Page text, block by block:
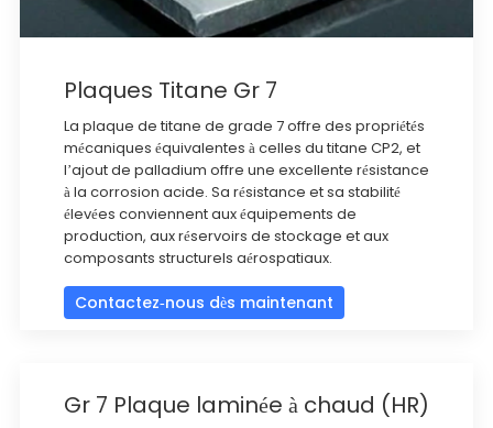
Plaques Titane Gr 7
La plaque de titane de grade 7 offre des propriétés
mécaniques équivalentes à celles du titane CP2, et
l’ajout de palladium offre une excellente résistance
à la corrosion acide. Sa résistance et sa stabilité
élevées conviennent aux équipements de
production, aux réservoirs de stockage et aux
composants structurels aérospatiaux.
Contactez-nous dès maintenant
Gr 7 Plaque laminée à chaud (HR)